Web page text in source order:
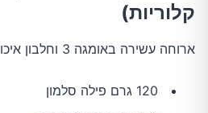
קלוריות)
ארוחה עשירה באומגה 3 וחלבון איכותי:
120 גרם פילה סלמון